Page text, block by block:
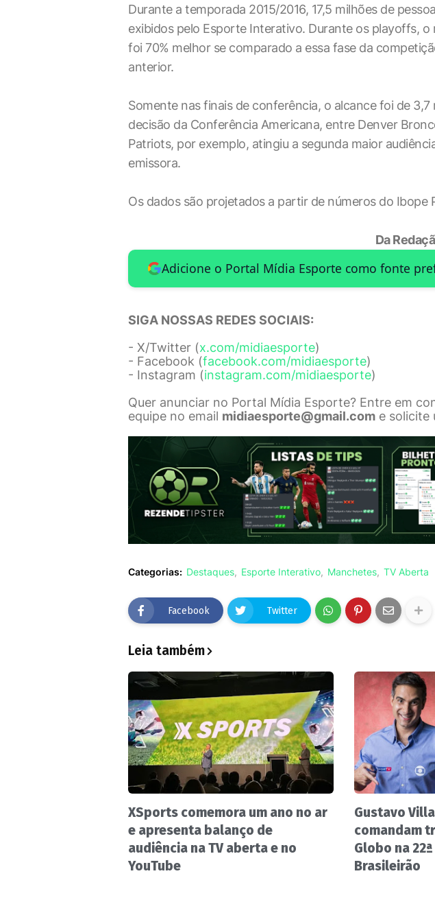
Durante a temporada 2015/2016, 17,5 milhões de
exibidos pelo Esporte Interativo. Durante os playoffs, o
foi 70% melhor se comparado a essa fase da
anterior.
Somente nas finais de conferência, o alcance foi de 3,7
decisão da Conferência Americana, entre Denver
Patriots, por exemplo, atingiu a segunda maior
emissora.
Os dados são projetados a partir de números do Ibope
Da
Adicione o Portal Mídia Esporte como fonte
SIGA NOSSAS REDES SOCIAIS:
- X/Twitter (x.com/midiaesporte)
- Facebook (facebook.com/midiaesporte)
- Instagram (instagram.com/midiaesporte)
Quer anunciar no Portal Mídia Esporte? Entre em
equipe no email midiaesporte@gmail.com e solicite
Categorias: Destaques Esporte Interativo Manchetes TV Aberta
Facebook Twitter
Leia também
XSports comemora um ano no ar
e apresenta balanço de
audiência na TV aberta e no
YouTube
Gustavo
comandam
Globo na
Brasileirão